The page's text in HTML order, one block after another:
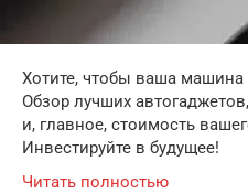
Хотите, чтобы ваша
Обзор лучших
и, главное, стоимость
Инвестируйте в будущее!
Читать полностью